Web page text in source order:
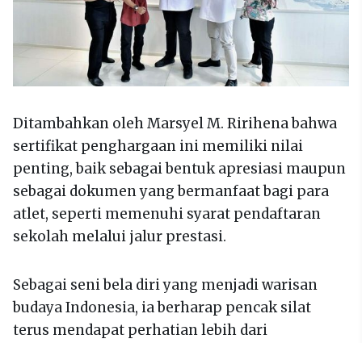
Ditambahkan oleh Marsyel M. Ririhena bahwa
sertifikat penghargaan ini memiliki nilai
penting, baik sebagai bentuk apresiasi maupun
sebagai dokumen yang bermanfaat bagi para
atlet, seperti memenuhi syarat pendaftaran
sekolah melalui jalur prestasi.
Sebagai seni bela diri yang menjadi warisan
budaya Indonesia, ia berharap pencak silat
terus mendapat perhatian lebih dari